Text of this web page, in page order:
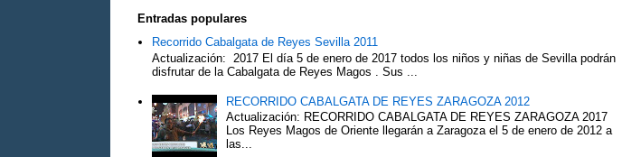
Entradas populares
Recorrido Cabalgata de Reyes Sevilla 2011
Actualización: 2017 El día 5 de enero de 2017 todos los niños y niñas de Sevilla podrán
disfrutar de la Cabalgata de Reyes Magos . Sus ...
RECORRIDO CABALGATA DE REYES ZARAGOZA 2012
Actualización: RECORRIDO CABALGATA DE REYES ZARAGOZA 2017
Los Reyes Magos de Oriente llegarán a Zaragoza el 5 de enero de 2012 a
las...